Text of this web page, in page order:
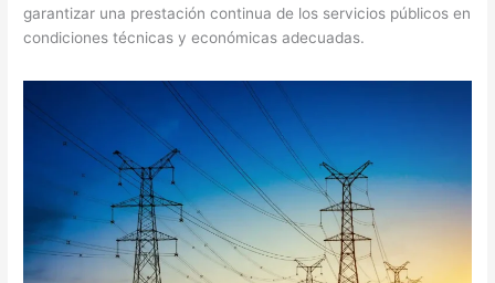
garantizar una prestación continua de los servicios públicos en
condiciones técnicas y económicas adecuadas​​.